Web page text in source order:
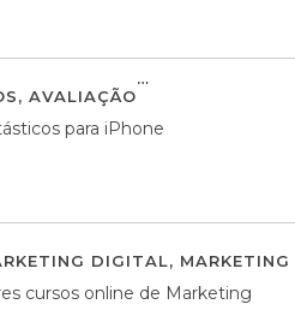
, AVALIAÇÃO
para iPhone
DIGITAL,
cursos online de Marketing